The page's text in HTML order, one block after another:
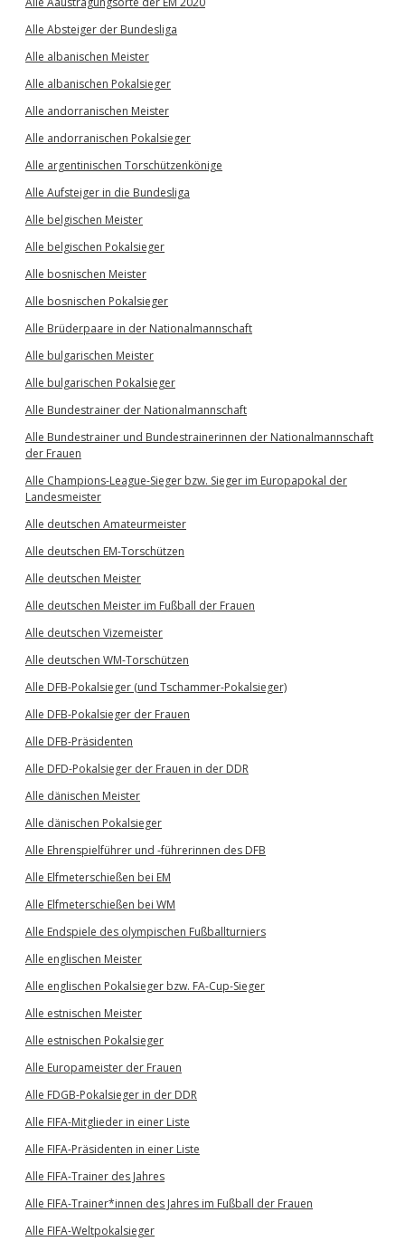
Alle Absteiger der Bundesliga
Alle albanischen Meister
Alle albanischen Pokalsieger
Alle andorranischen Meister
Alle andorranischen Pokalsieger
Alle argentinischen Torschützenkönige
Alle Aufsteiger in die Bundesliga
Alle belgischen Meister
Alle belgischen Pokalsieger
Alle bosnischen Meister
Alle bosnischen Pokalsieger
Alle Brüderpaare in der Nationalmannschaft
Alle bulgarischen Meister
Alle bulgarischen Pokalsieger
Alle Bundestrainer der Nationalmannschaft
Alle Bundestrainer und Bundestrainerinnen der Nationalmannschaft
der Frauen
Alle Champions-League-Sieger bzw. Sieger im Europapokal der
Landesmeister
Alle deutschen Amateurmeister
Alle deutschen EM-Torschützen
Alle deutschen Meister
Alle deutschen Meister im Fußball der Frauen
Alle deutschen Vizemeister
Alle deutschen WM-Torschützen
Alle DFB-Pokalsieger (und Tschammer-Pokalsieger)
Alle DFB-Pokalsieger der Frauen
Alle DFB-Präsidenten
Alle DFD-Pokalsieger der Frauen in der DDR
Alle dänischen Meister
Alle dänischen Pokalsieger
Alle Ehrenspielführer und -führerinnen des DFB
Alle Elfmeterschießen bei EM
Alle Elfmeterschießen bei WM
Alle Endspiele des olympischen Fußballturniers
Alle englischen Meister
Alle englischen Pokalsieger bzw. FA-Cup-Sieger
Alle estnischen Meister
Alle estnischen Pokalsieger
Alle Europameister der Frauen
Alle FDGB-Pokalsieger in der DDR
Alle FIFA-Mitglieder in einer Liste
Alle FIFA-Präsidenten in einer Liste
Alle FIFA-Trainer des Jahres
Alle FIFA-Trainer*innen des Jahres im Fußball der Frauen
Alle FIFA-Weltpokalsieger